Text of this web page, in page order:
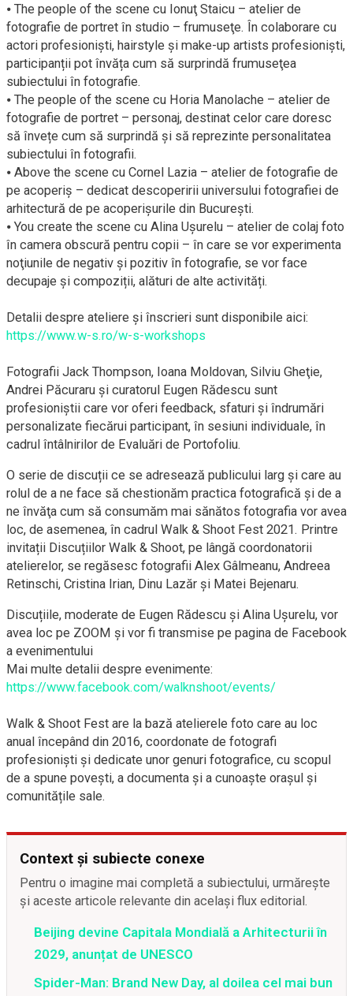
⦁ The people of the scene cu Ionuţ Staicu – atelier de
fotografie de portret în studio – frumuseţe. În colaborare cu
actori profesionişti, hairstyle şi make-up artists profesioniști,
participanții pot învăța cum să surprindă frumuseţea
subiectului în fotografie.
⦁ The people of the scene cu Horia Manolache – atelier de
fotografie de portret – personaj, destinat celor care doresc
să învețe cum să surprindă și să reprezinte personalitatea
subiectului în fotografii.
⦁ Above the scene cu Cornel Lazia – atelier de fotografie de
pe acoperiş – dedicat descoperirii universului fotografiei de
arhitectură de pe acoperişurile din Bucureşti.
⦁ You create the scene cu Alina Uşurelu – atelier de colaj foto
în camera obscură pentru copii – în care se vor experimenta
noţiunile de negativ şi pozitiv în fotografie, se vor face
decupaje şi compoziții, alături de alte activități.
Detalii despre ateliere și înscrieri sunt disponibile aici:
https://www.w-s.ro/w-s-workshops
Fotografii Jack Thompson, Ioana Moldovan, Silviu Gheţie,
Andrei Păcuraru și curatorul Eugen Rădescu sunt
profesioniștii care vor oferi feedback, sfaturi şi îndrumări
personalizate fiecărui participant, în sesiuni individuale, în
cadrul întâlnirilor de Evaluări de Portofoliu.
O serie de discuții ce se adresează publicului larg și care au
rolul de a ne face să chestionăm practica fotografică şi de a
ne învăţa cum să consumăm mai sănătos fotografia vor avea
loc, de asemenea, în cadrul Walk & Shoot Fest 2021. Printre
invitații Discuțiilor Walk & Shoot, pe lângă coordonatorii
atelierelor, se regăsesc fotografii Alex Gâlmeanu, Andreea
Retinschi, Cristina Irian, Dinu Lazăr și Matei Bejenaru.
Discuțiile, moderate de Eugen Rădescu şi Alina Uşurelu, vor
avea loc pe ZOOM şi vor fi transmise pe pagina de Facebook
a evenimentului
Mai multe detalii despre evenimente:
https://www.facebook.com/walknshoot/events/
Walk & Shoot Fest are la bază atelierele foto care au loc
anual începând din 2016, coordonate de fotografi
profesioniști și dedicate unor genuri fotografice, cu scopul
de a spune povești, a documenta și a cunoaște orașul și
comunitățile sale.
Context și subiecte conexe
Pentru o imagine mai completă a subiectului, urmărește
și aceste articole relevante din același flux editorial.
Beijing devine Capitala Mondială a Arhitecturii în
2029, anunțat de UNESCO
Spider-Man: Brand New Day, al doilea cel mai bun